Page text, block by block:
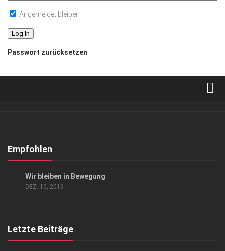
Angemeldet bleiben
Passwort zurücksetzen
Kontakt, Impressum
Empfohlen
Wir bleiben in Bewegung
DEZ. 10, 2019
Letzte Beiträge